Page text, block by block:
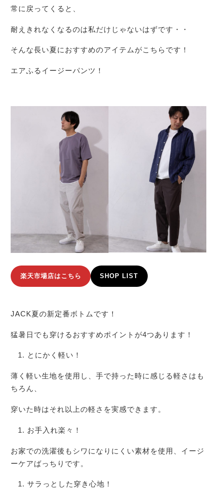
常に戻ってくると、
耐えきれなくなるのは私だけじゃないはずです・・
そんな長い夏におすすめのアイテムがこちらです！
エアふるイージーパンツ！
楽天市場店はこちら SHOP LIST
JACK夏の新定番ボトムです！
猛暑日でも穿けるおすすめポイントが4つあります！
とにかく軽い！
薄く軽い生地を使用し、手で持った時に感じる軽さはも
ちろん、
穿いた時はそれ以上の軽さを実感できます。
お手入れ楽々！
お家での洗濯後もシワになりにくい素材を使用、イージ
ーケアばっちりです。
サラっとした穿き心地！